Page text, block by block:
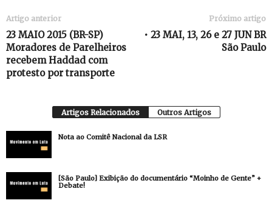
Artigo anterior
23 MAIO 2015 (BR-SP)
Moradores de Parelheiros
recebem Haddad com
protesto por transporte
Próximo artigo
• 23 MAI, 13, 26 e 27 JUN BR
São Paulo
Artigos Relacionados Outros Artigos
Nota ao Comitê Nacional da LSR
[São Paulo] Exibição do documentário “Moinho de Gente” +
Debate!